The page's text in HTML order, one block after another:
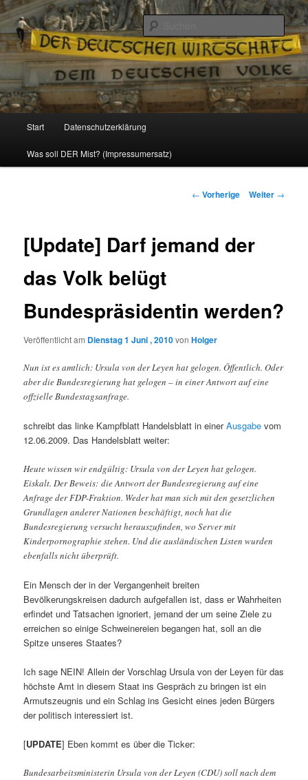
Reizzentrum
Politik, Wirtschaft, Soziales und Gesellschaft
Zum
Inhalt
Start Datenschutzerklärung
Was soll DER Mist? (Impressumersatz)
Beitrags-
← Vorherige Weiter →
[Update] Darf jemand der
das Volk belügt
Bundespräsidentin werden?
Veröffentlicht am Dienstag 1 Juni , 2010vonHolger
Nun ist es amtlich: Ursula von der Leyen hat gelogen. Öffentlich. Oder
aber die Bundesregierung hat gelogen – in einer Antwort auf eine
offzielle Bundestagsanfrage.
schreibt das linke Kampfblatt Handelsblatt in einerAusgabe vom
12.06.2009. Das Handelsblatt weiter:
Heute wissen wir endgültig: Ursula von der Leyen hat gelogen.
Eiskalt. Der Beweis: die Antwort der Bundesregierung auf eine
Anfrage der FDP-Fraktion. Weder hat man sich mit den gesetzlichen
Grundlagen anderer Nationen beschäftigt, noch hat die
Bundesregierung versucht herauszufinden, wo Server mit
Kinderpornographie stehen. Und die ausländischen Listen wurden
ebenfalls nicht überprüft.
Ein Mensch der in der Vergangenheit breiten
Bevölkerungskreisen dadurch aufgefallen ist, dass er Wahrheiten
erfindet und Tatsachen ignoriert, jemand der um seine Ziele zu
erreichen so einige Schweinereien begangen hat, soll an die
Spitze unseres Staates?
Ich sage NEIN! Allein der Vorschlag Ursula von der Leyen für das
höchste Amt in diesem Staat ins Gespräch zu bringen ist ein
Armutszeugnis und ein Schlag ins Gesicht eines jeden Bürgers
der politisch interessiert ist.
[UPDATE] Eben kommt es über die Ticker:
Bundesarbeitsministerin Ursula von der Leyen (CDU) soll nach dem